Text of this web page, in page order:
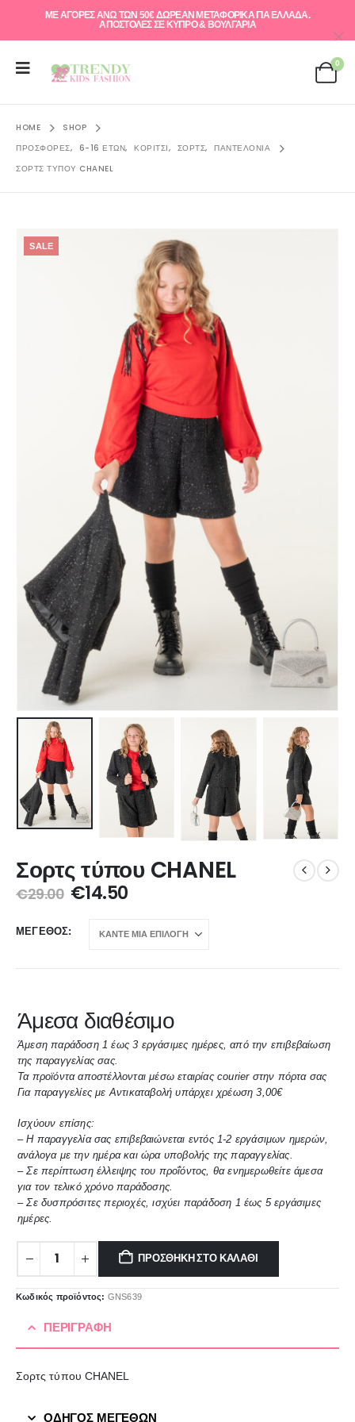
ΜΕ ΑΓΟΡΕΣ ΑΝΩ ΤΩΝ 50€ ΔΩΡΕΑΝ ΜΕΤΑΦΟΡΙΚΑ ΓΙΑ ΕΛΛAΔΑ.
ΑΠΟΣΤΟΛΕΣ ΣΕ ΚΥΠΡΟ & ΒΟΥΛΓΑΡΙΑ
0
HOME
SHOP
ΠΡΟΣΦΟΡΈΣ, 6-16 ΕΤΏΝ, ΚΟΡΊΤΣΙ, ΣΟΡΤΣ, ΠΑΝΤΕΛΌΝΙΑ
ΣΟΡΤΣ ΤΎΠΟΥ CHANEL
SALE
Σορτς τύπου CHANEL
€29.00 €14.50
ΜΈΓΕΘΟΣ
Άμεσα διαθέσιμο
Άμεση παράδοση 1 έως 3 εργάσιμες ημέρες, από την επιβεβαίωση
της παραγγελίας σας.
Τα προϊόντα αποστέλλονται μέσω εταιρίας courier στην πόρτα σας
Για παραγγελίες με Αντικαταβολή υπάρχει χρέωση 3,00€
Ισχύουν επίσης:
– Η παραγγελία σας επιβεβαιώνεται εντός 1-2 εργάσιμων ημερών,
ανάλογα με την ημέρα και ώρα υποβολής της παραγγελίας.
– Σε περίπτωση έλλειψης του προΐόντος, θα ενημερωθείτε άμεσα
για τον τελικό χρόνο παράδοσης.
– Σε δυσπρόσιτες περιοχές, ισχύει παράδοση 1 έως 5 εργάσιμες
ημέρες.
ΠΡΟΣΘΉΚΗ ΣΤΟ ΚΑΛΆΘΙ
Κωδικός προϊόντος: GNS639
ΠΕΡΙΓΡΑΦΉ
Σορτς τύπου CHANEL
ΟΔΗΓΟΣ ΜΕΓΕΘΩΝ